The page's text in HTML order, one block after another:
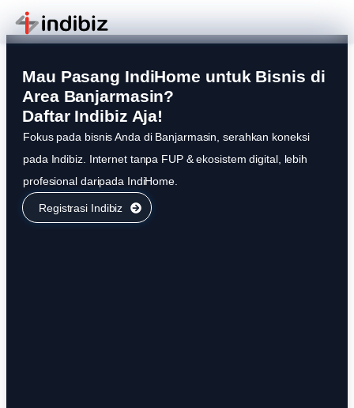
Mau Pasang IndiHome untuk Bisnis di
Area Banjarmasin?
Daftar Indibiz Aja!
Fokus pada bisnis Anda di Banjarmasin, serahkan koneksi
pada Indibiz. Internet tanpa FUP & ekosistem digital, lebih
profesional daripada IndiHome.
Registrasi Indibiz